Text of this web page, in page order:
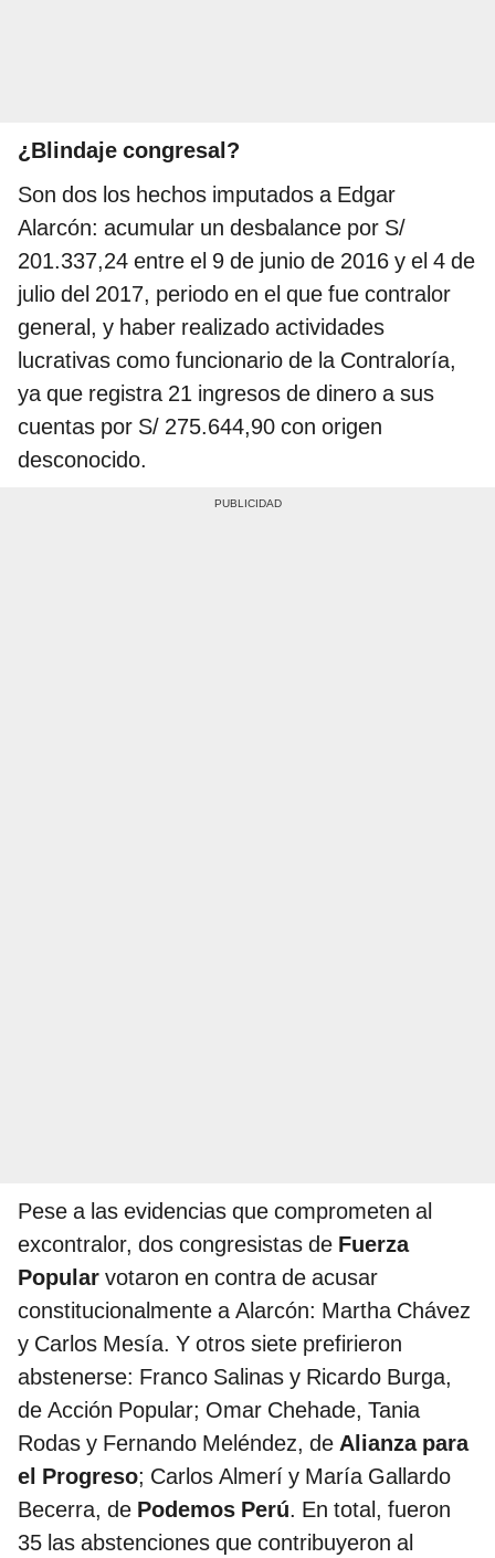
¿Blindaje congresal?
Son dos los hechos imputados a Edgar
Alarcón: acumular un desbalance por S/
201.337,24 entre el 9 de junio de 2016 y el 4 de
julio del 2017, periodo en el que fue contralor
general, y haber realizado actividades
lucrativas como funcionario de la Contraloría,
ya que registra 21 ingresos de dinero a sus
cuentas por S/ 275.644,90 con origen
desconocido.
Pese a las evidencias que comprometen al
excontralor, dos congresistas de Fuerza
Popular votaron en contra de acusar
constitucionalmente a Alarcón: Martha Chávez
y Carlos Mesía. Y otros siete prefirieron
abstenerse: Franco Salinas y Ricardo Burga,
de Acción Popular; Omar Chehade, Tania
Rodas y Fernando Meléndez, de Alianza para
el Progreso; Carlos Almerí y María Gallardo
Becerra, de Podemos Perú. En total, fueron
35 las abstenciones que contribuyeron al